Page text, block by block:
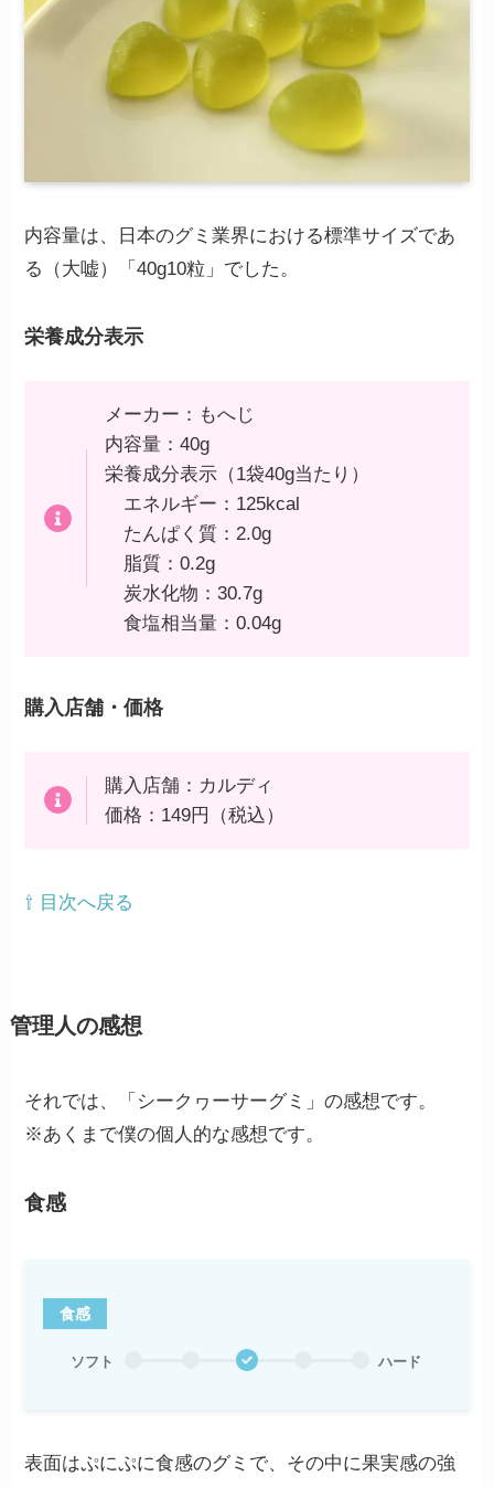
内容量は、日本のグミ業界における標準サイズであ
る（大嘘）「40g10粒」でした。
栄養成分表示
メーカー：もへじ
内容量：40g
栄養成分表示（1袋40g当たり）
エネルギー：125kcal
たんぱく質：2.0g
脂質：0.2g
炭水化物：30.7g
食塩相当量：0.04g
購入店舗・価格
購入店舗：カルディ
価格：149円（税込）
⇧ 目次へ戻る
管理人の感想
それでは、「シークヮーサーグミ」の感想です。
※あくまで僕の個人的な感想です。
食感
食感
ソフト ハード
表面はぷにぷに食感のグミで、その中に果実感の強